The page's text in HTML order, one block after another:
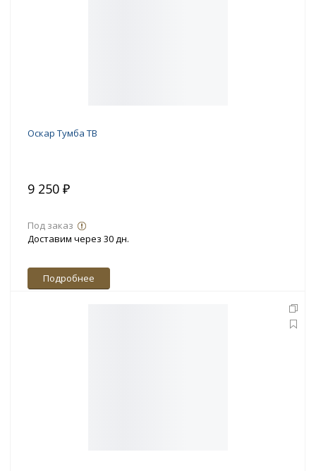
Оскар Тумба ТВ
9 250 ₽
Под заказ
Доставим через 30 дн.
Подробнее